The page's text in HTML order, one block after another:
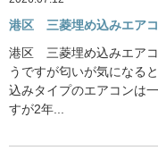
港区 三菱埋め込みエア
港区 三菱埋め込みエア
うですが匂いが気になる
込みタイプのエアコンは
すが2年...